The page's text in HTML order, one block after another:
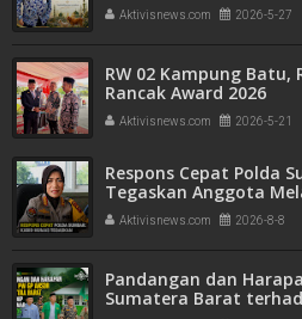
Aktivisnews.com 2026-5-27
RW 02 Kampung Batu,
Rancak Award 2026
Aktivisnews.com 2026-5-21
Respons Cepat Polda
Tegaskan Anggota
Tegas
Aktivisnews.com 2026-8-8
Pandangan dan
Sumatera Barat